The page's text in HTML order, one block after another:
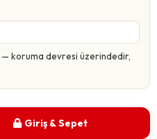
— koruma devresi üzerindedir,
Giriş & Sepet